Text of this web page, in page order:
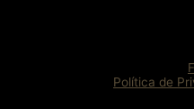
Política de